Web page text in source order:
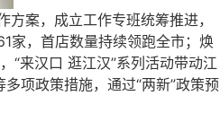
案，成立工作专班统筹推进，
家，首店数量持续领跑全市；焕
“来汉口 逛江汉”系列活动带动江
项政策措施，通过“两新”政策预